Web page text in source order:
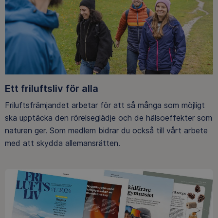
Ett friluftsliv för alla
Friluftsfrämjandet arbetar för att så många som möjligt
ska upptäcka den rörelseglädje och de hälsoeffekter som
naturen ger. Som medlem bidrar du också till vårt arbete
med att skydda allemansrätten.